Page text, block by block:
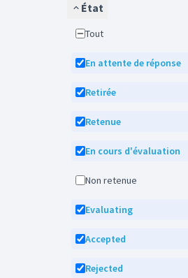
État
Tout
En attente de réponse
Retirée
Retenue
En cours d'évaluation
Non retenue
Evaluating
Accepted
Rejected